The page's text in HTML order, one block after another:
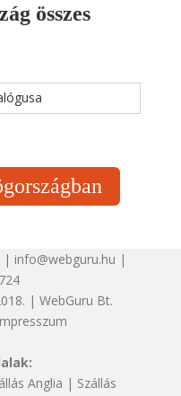
összes
| info@webguru.hu |
| WebGuru Bt.
Anglia | Szállás